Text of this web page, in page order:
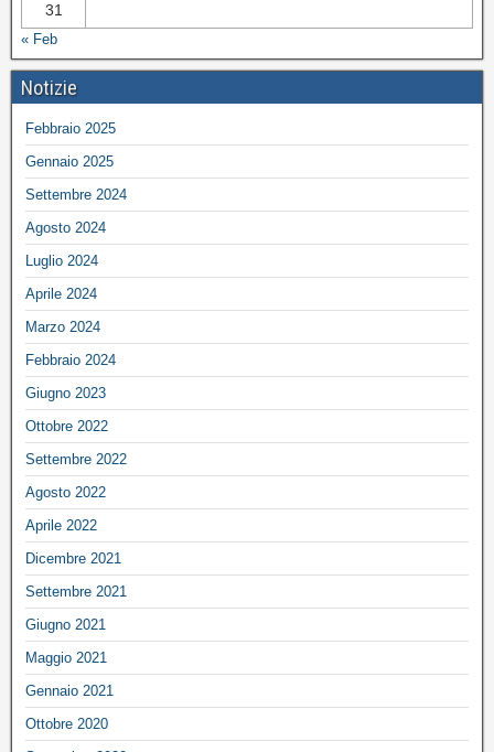
31
« Feb
Notizie
Febbraio 2025
Gennaio 2025
Settembre 2024
Agosto 2024
Luglio 2024
Aprile 2024
Marzo 2024
Febbraio 2024
Giugno 2023
Ottobre 2022
Settembre 2022
Agosto 2022
Aprile 2022
Dicembre 2021
Settembre 2021
Giugno 2021
Maggio 2021
Gennaio 2021
Ottobre 2020